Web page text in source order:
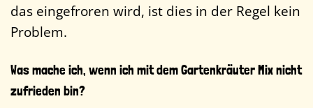
das eingefroren wird, ist dies in der Regel kein
Problem.
Was mache ich, wenn ich mit dem Gartenkräuter Mix nicht
zufrieden bin?